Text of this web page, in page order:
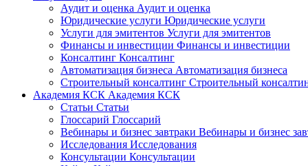
Аудит и оценка Аудит и оценка
Юридические услуги Юридические услуги
Услуги для эмитентов Услуги для эмитентов
Финансы и инвестиции Финансы и инвестиции
Консалтинг Консалтинг
Автоматизация бизнеса Автоматизация бизнеса
Строительный консалтинг Строительный
Академия КСК Академия КСК
Статьи Статьи
Глоссарий Глоссарий
Вебинары и бизнес завтраки Вебинары и бизнес
Исследования Исследования
Консультации Консультации